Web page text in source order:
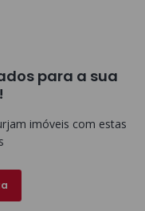
para a sua
imóveis com estas